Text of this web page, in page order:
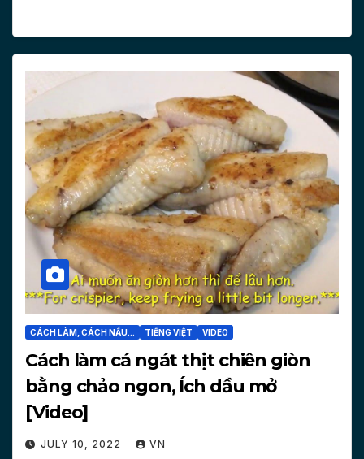
CÁCH LÀM, CÁCH NẤU... TIẾNG VIỆT VIDEO
Cách làm cá ngát thịt chiên giòn
bằng chảo ngon, Ích dầu mở
[Video]
JULY 10, 2022 VN